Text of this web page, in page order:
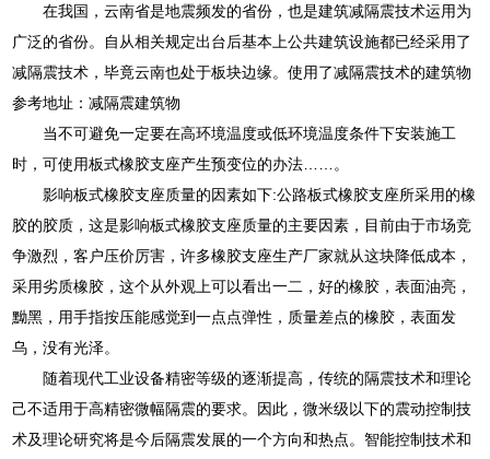
在我国，云南省是地震频发的省份，也是建筑减隔震技术运用为
广泛的省份。自从相关规定出台后基本上公共建筑设施都已经采用了
减隔震技术，毕竟云南也处于板块边缘。使用了减隔震技术的建筑物
参考地址：减隔震建筑物
当不可避免一定要在高环境温度或低环境温度条件下安装施工
时，可使用板式橡胶支座产生预变位的办法……。
影响板式橡胶支座质量的因素如下:公路板式橡胶支座所采用的橡
胶的胶质，这是影响板式橡胶支座质量的主要因素，目前由于市场竞
争激烈，客户压价厉害，许多橡胶支座生产厂家就从这块降低成本，
采用劣质橡胶，这个从外观上可以看出一二，好的橡胶，表面油亮，
黝黑，用手指按压能感觉到一点点弹性，质量差点的橡胶，表面发
乌，没有光泽。
随着现代工业设备精密等级的逐渐提高，传统的隔震技术和理论
己不适用于高精密微幅隔震的要求。因此，微米级以下的震动控制技
术及理论研究将是今后隔震发展的一个方向和热点。智能控制技术和